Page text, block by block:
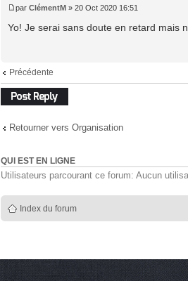
par ClémentM » 20 Oct 2020 16:51
Yo! Je serai sans doute en retard mais
Précédente
Répondre
Retourner vers Organisation
QUI EST EN LIGNE
Utilisateurs parcourant ce forum: Aucun
Index du forum